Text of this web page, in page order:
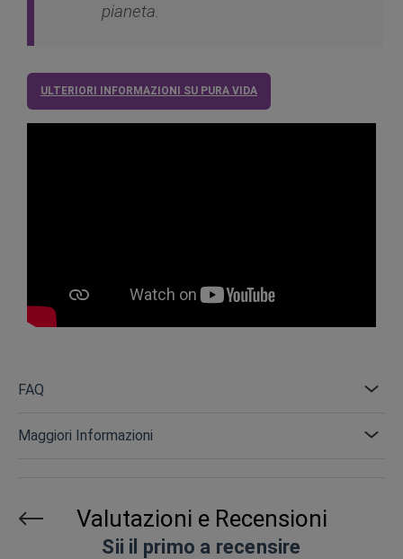
pianeta.
ULTERIORI INFORMAZIONI SU PURA VIDA
FAQ
Maggiori Informazioni
Valutazioni e Recensioni
Sii il primo a recensire